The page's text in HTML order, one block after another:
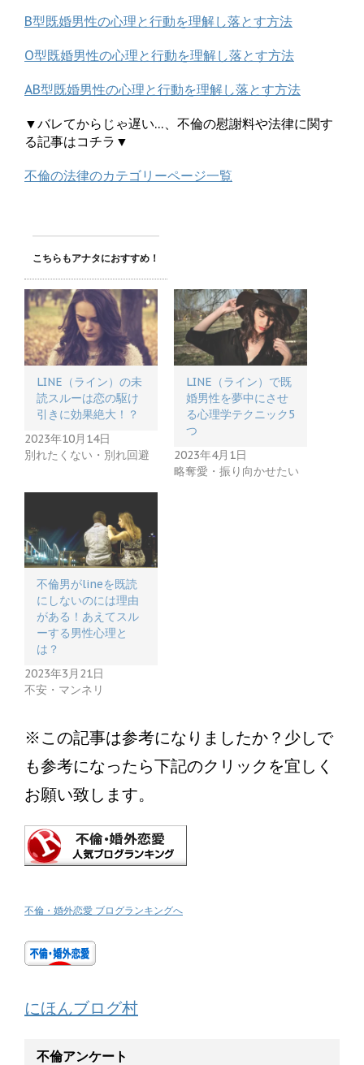
B型既婚男性の心理と行動を理解し落とす方法
O型既婚男性の心理と行動を理解し落とす方法
AB型既婚男性の心理と行動を理解し落とす方法
▼バレてからじゃ遅い…、不倫の慰謝料や法律に関す
る記事はコチラ▼
不倫の法律のカテゴリーページ一覧
こちらもアナタにおすすめ！
LINE（ライン）の未
読スルーは恋の駆け
引きに効果絶大！？
2023年10月14日
別れたくない・別れ回避
LINE（ライン）で既
婚男性を夢中にさせ
る心理学テクニック5
つ
2023年4月1日
略奪愛・振り向かせたい
不倫男がlineを既読
にしないのには理由
がある！あえてスル
ーする男性心理と
は？
2023年3月21日
不安・マンネリ
※この記事は参考になりましたか？少しで
も参考になったら下記のクリックを宜しく
お願い致します。
不倫・婚外恋愛 ブログランキングへ
にほんブログ村
不倫アンケート